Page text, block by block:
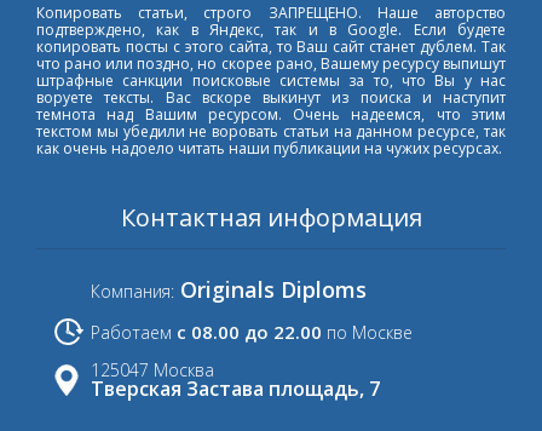
Копировать статьи, строго ЗАПРЕЩЕНО. Наше авторство
подтверждено, как в Яндекс, так и в Google. Если будете
копировать посты с этого сайта, то Ваш сайт станет дублем. Так
что рано или поздно, но скорее рано, Вашему ресурсу выпишут
штрафные санкции поисковые системы за то, что Вы у нас
воруете тексты. Вас вскоре выкинут из поиска и наступит
темнота над Вашим ресурсом. Очень надеемся, что этим
текстом мы убедили не воровать статьи на данном ресурсе, так
как очень надоело читать наши публикации на чужих ресурсах.
Контактная информация
Компания: Originals Diploms
Работаем с 08.00 до 22.00 по Москве
125047 Москва
Тверская Застава площадь, 7